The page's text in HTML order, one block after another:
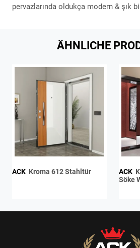
pervazlarında oldukça modern & şık
ÄHNLICHE
ACK Kroma 612 Stahltür ACK
Söke